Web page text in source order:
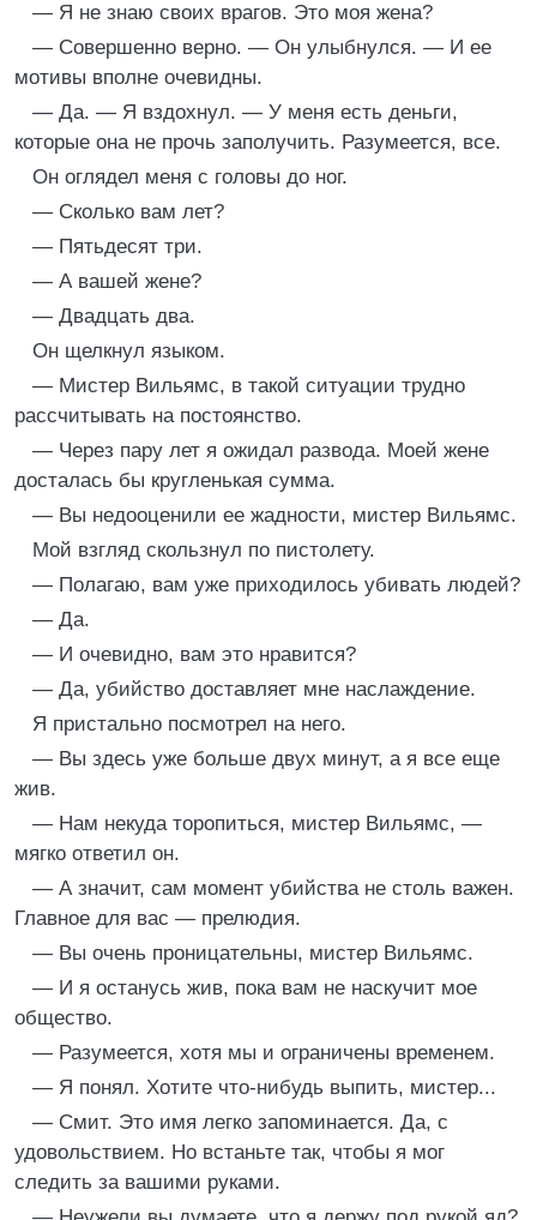
— Я не знаю своих врагов. Это моя жена?
— Совершенно верно. — Он улыбнулся. — И ее
мотивы вполне очевидны.
— Да. — Я вздохнул. — У меня есть деньги,
которые она не прочь заполучить. Разумеется, все.
Он оглядел меня с головы до ног.
— Сколько вам лет?
— Пятьдесят три.
— А вашей жене?
— Двадцать два.
Он щелкнул языком.
— Мистер Вильямс, в такой ситуации трудно
рассчитывать на постоянство.
— Через пару лет я ожидал развода. Моей жене
досталась бы кругленькая сумма.
— Вы недооценили ее жадности, мистер Вильямс.
Мой взгляд скользнул по пистолету.
— Полагаю, вам уже приходилось убивать людей?
— Да.
— И очевидно, вам это нравится?
— Да, убийство доставляет мне наслаждение.
Я пристально посмотрел на него.
— Вы здесь уже больше двух минут, а я все еще
жив.
— Нам некуда торопиться, мистер Вильямс, —
мягко ответил он.
— А значит, сам момент убийства не столь важен.
Главное для вас — прелюдия.
— Вы очень проницательны, мистер Вильямс.
— И я останусь жив, пока вам не наскучит мое
общество.
— Разумеется, хотя мы и ограничены временем.
— Я понял. Хотите что-нибудь выпить, мистер...
— Смит. Это имя легко запоминается. Да, с
удовольствием. Но встаньте так, чтобы я мог
следить за вашими руками.